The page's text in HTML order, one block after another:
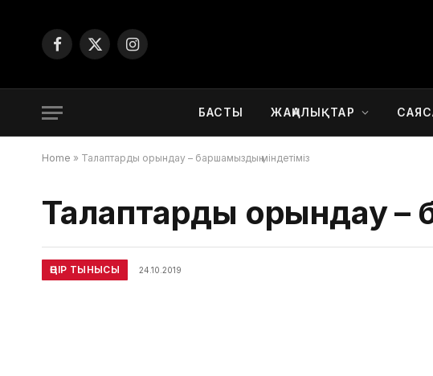
Facebook
X
Instagram
БАСТЫ ЖАҢАЛЫҚТАР
Home » Талаптарды орындау – баршамыздың міндетіміз
Талаптарды орындау –
ӨҢІР ТЫНЫСЫ 24.10.2019